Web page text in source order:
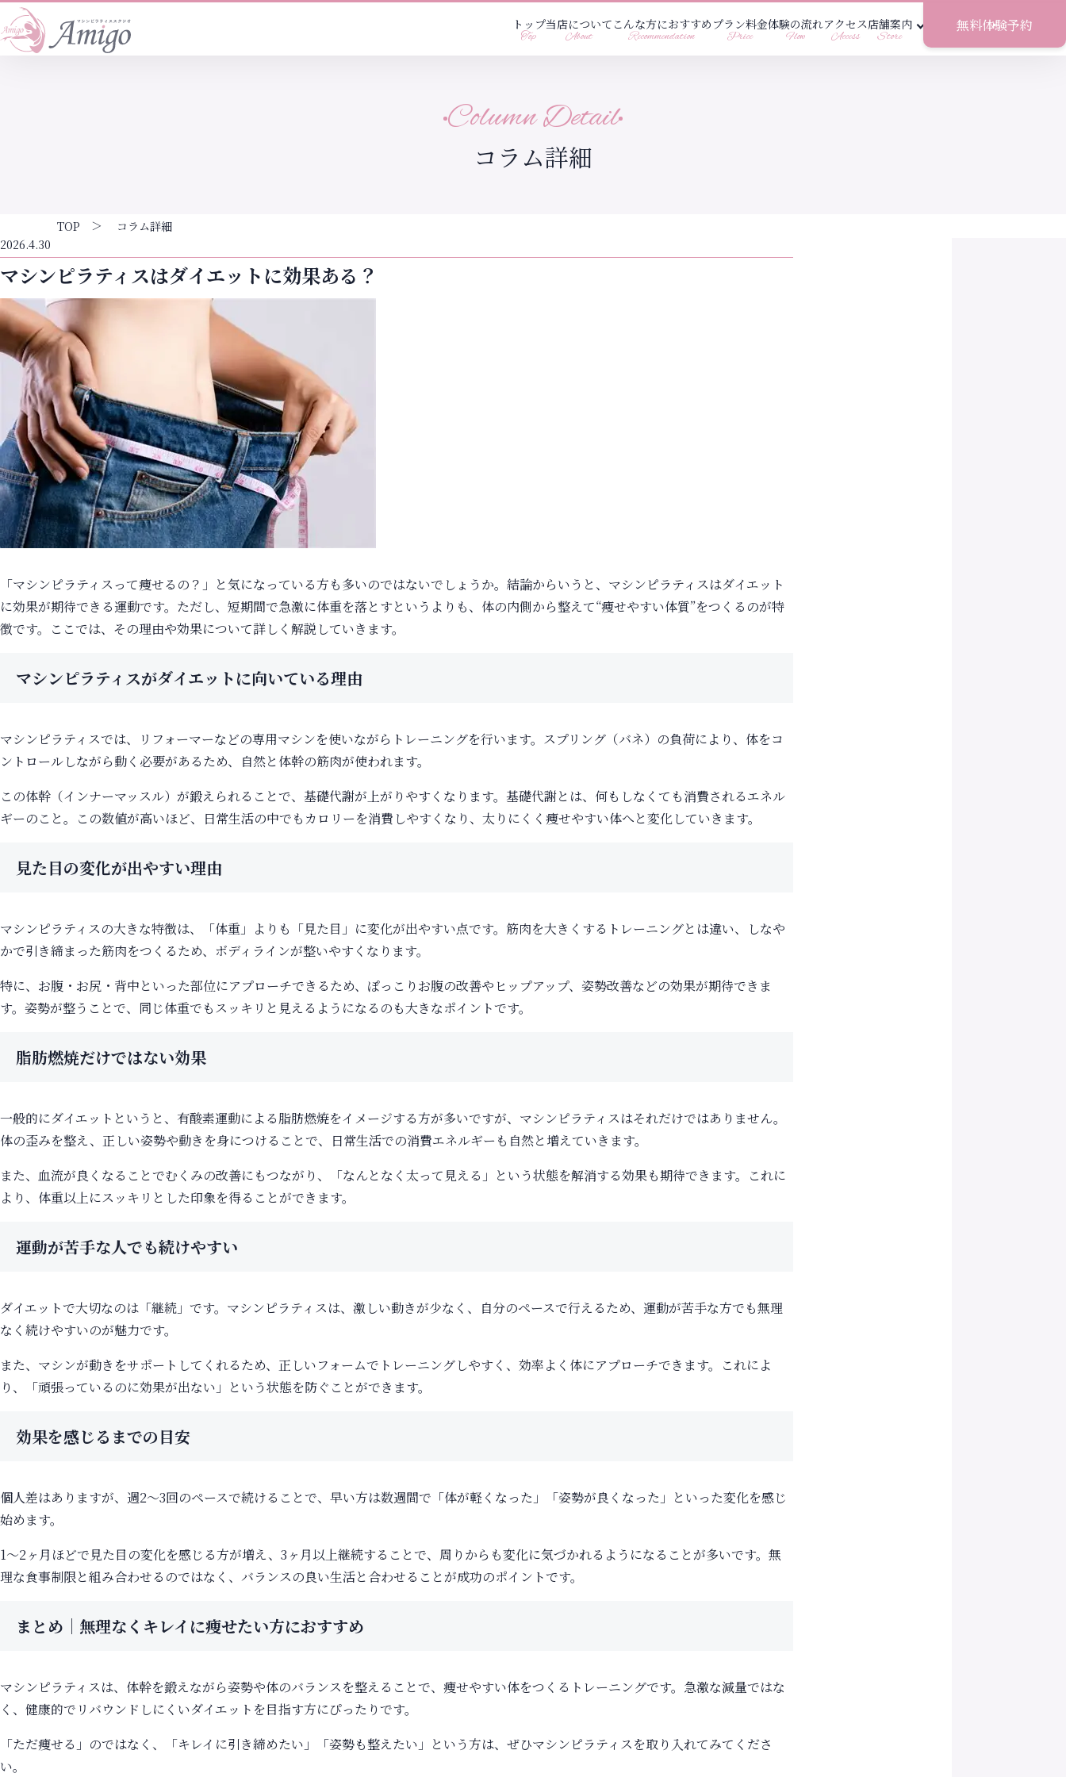
トップ
Top
当店について
About
こんな方におすすめ
Recommendation
プラン料金
Price
体験の流れ
Flow
アクセス
Access
店舗案内
Store
無料体験予約
Column Detail
コラム詳細
TOP
コラム詳細
2026.4.30
マシンピラティスはダイエットに効果ある？
「マシンピラティスって痩せるの？」と気になっている方も多いのではないでしょうか。結論からいうと、マシンピラティスはダイエット
に効果が期待できる運動です。ただし、短期間で急激に体重を落とすというよりも、体の内側から整えて“痩せやすい体質”をつくるのが特
徴です。ここでは、その理由や効果について詳しく解説していきます。
マシンピラティスがダイエットに向いている理由
マシンピラティスでは、リフォーマーなどの専用マシンを使いながらトレーニングを行います。スプリング（バネ）の負荷により、体をコ
ントロールしながら動く必要があるため、自然と体幹の筋肉が使われます。
この体幹（インナーマッスル）が鍛えられることで、基礎代謝が上がりやすくなります。基礎代謝とは、何もしなくても消費されるエネル
ギーのこと。この数値が高いほど、日常生活の中でもカロリーを消費しやすくなり、太りにくく痩せやすい体へと変化していきます。
見た目の変化が出やすい理由
マシンピラティスの大きな特徴は、「体重」よりも「見た目」に変化が出やすい点です。筋肉を大きくするトレーニングとは違い、しなや
かで引き締まった筋肉をつくるため、ボディラインが整いやすくなります。
特に、お腹・お尻・背中といった部位にアプローチできるため、ぽっこりお腹の改善やヒップアップ、姿勢改善などの効果が期待できま
す。姿勢が整うことで、同じ体重でもスッキリと見えるようになるのも大きなポイントです。
脂肪燃焼だけではない効果
一般的にダイエットというと、有酸素運動による脂肪燃焼をイメージする方が多いですが、マシンピラティスはそれだけではありません。
体の歪みを整え、正しい姿勢や動きを身につけることで、日常生活での消費エネルギーも自然と増えていきます。
また、血流が良くなることでむくみの改善にもつながり、「なんとなく太って見える」という状態を解消する効果も期待できます。これに
より、体重以上にスッキリとした印象を得ることができます。
運動が苦手な人でも続けやすい
ダイエットで大切なのは「継続」です。マシンピラティスは、激しい動きが少なく、自分のペースで行えるため、運動が苦手な方でも無理
なく続けやすいのが魅力です。
また、マシンが動きをサポートしてくれるため、正しいフォームでトレーニングしやすく、効率よく体にアプローチできます。これによ
り、「頑張っているのに効果が出ない」という状態を防ぐことができます。
効果を感じるまでの目安
個人差はありますが、週2〜3回のペースで続けることで、早い方は数週間で「体が軽くなった」「姿勢が良くなった」といった変化を感じ
始めます。
1〜2ヶ月ほどで見た目の変化を感じる方が増え、3ヶ月以上継続することで、周りからも変化に気づかれるようになることが多いです。無
理な食事制限と組み合わせるのではなく、バランスの良い生活と合わせることが成功のポイントです。
まとめ｜無理なくキレイに痩せたい方におすすめ
マシンピラティスは、体幹を鍛えながら姿勢や体のバランスを整えることで、痩せやすい体をつくるトレーニングです。急激な減量ではな
く、健康的でリバウンドしにくいダイエットを目指す方にぴったりです。
「ただ痩せる」のではなく、「キレイに引き締めたい」「姿勢も整えたい」という方は、ぜひマシンピラティスを取り入れてみてくださ
い。